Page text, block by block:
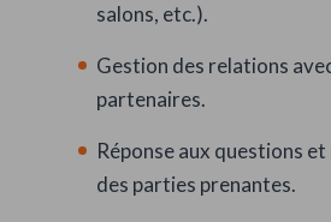
salons, etc.).
Gestion des relations
partenaires.
Réponse aux questions
des parties prenantes.